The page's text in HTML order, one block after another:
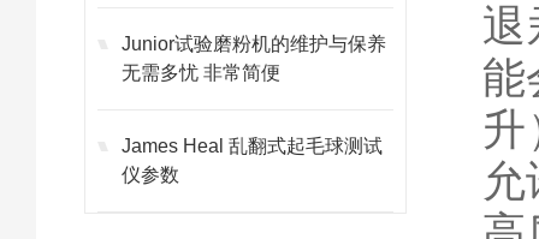
Junior试验磨粉机的维护与保养
无需多忧 非常简便
James Heal 乱翻式起毛球测试
仪参数
退
能
升